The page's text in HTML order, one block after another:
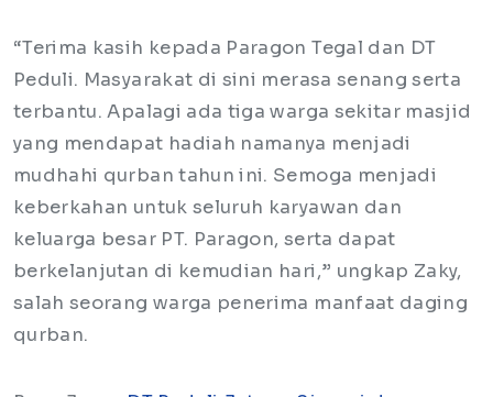
“Terima kasih kepada Paragon Tegal dan DT
Peduli. Masyarakat di sini merasa senang serta
terbantu. Apalagi ada tiga warga sekitar masjid
yang mendapat hadiah namanya menjadi
mudhahi qurban tahun ini. Semoga menjadi
keberkahan untuk seluruh karyawan dan
keluarga besar PT. Paragon, serta dapat
berkelanjutan di kemudian hari,” ungkap Zaky,
salah seorang warga penerima manfaat daging
qurban.